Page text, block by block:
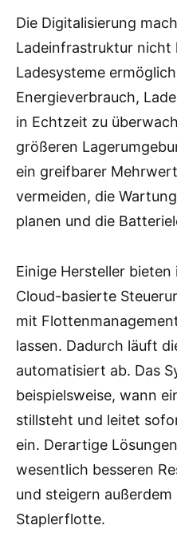
Die Digitalisierung
Ladeinfrastruktur nicht
Ladesysteme
Energieverbrauch,
in Echtzeit zu
größeren
ein greifbarer
vermeiden, die
planen und die
Einige Hersteller
Cloud-basierte
mit
lassen. Dadurch läuft
automatisiert ab. Das
beispielsweise, wann
stillsteht und leitet
ein. Derartige
wesentlich besseren
und steigern
Staplerflotte.